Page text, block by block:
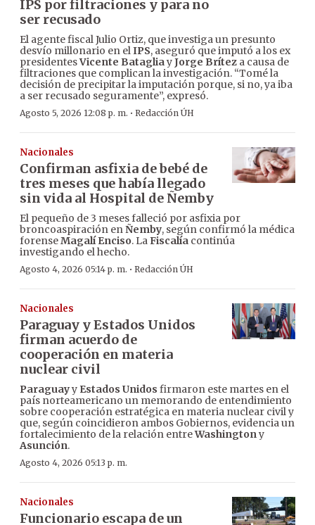
IPS por filtraciones y para no
ser recusado
El agente fiscal Julio Ortiz, que investiga un presunto
desvío millonario en elIPS, aseguró que imputó a los ex
presidentesVicente BatagliayJorge Brítez a causa de
filtraciones que complican la investigación. “Tomé la
decisión de precipitar la imputación porque, si no, ya iba
a ser recusado seguramente”, expresó.
Agosto 5, 2026 12:08 p. m. · Redacción ÚH
Nacionales
Confirman asfixia de bebé de
tres meses que había llegado
sin vida al Hospital de Ñemby
El pequeño de 3 meses falleció por asfixia por
broncoaspiración enÑemby, según confirmó la médica
forenseMagalí Enciso. LaFiscalía continúa
investigando el hecho.
Agosto 4, 2026 05:14 p. m. · Redacción ÚH
Nacionales
Paraguay y Estados Unidos
firman acuerdo de
cooperación en materia
nuclear civil
Paraguayy Estados Unidos firmaron este martes en el
país norteamericano un memorando de entendimiento
sobre cooperación estratégica en materia nuclear civil y
que, según coincidieron ambos Gobiernos, evidencia un
fortalecimiento de la relación entreWashingtony
Asunción.
Agosto 4, 2026 05:13 p. m.
Nacionales
Funcionario escapa de un